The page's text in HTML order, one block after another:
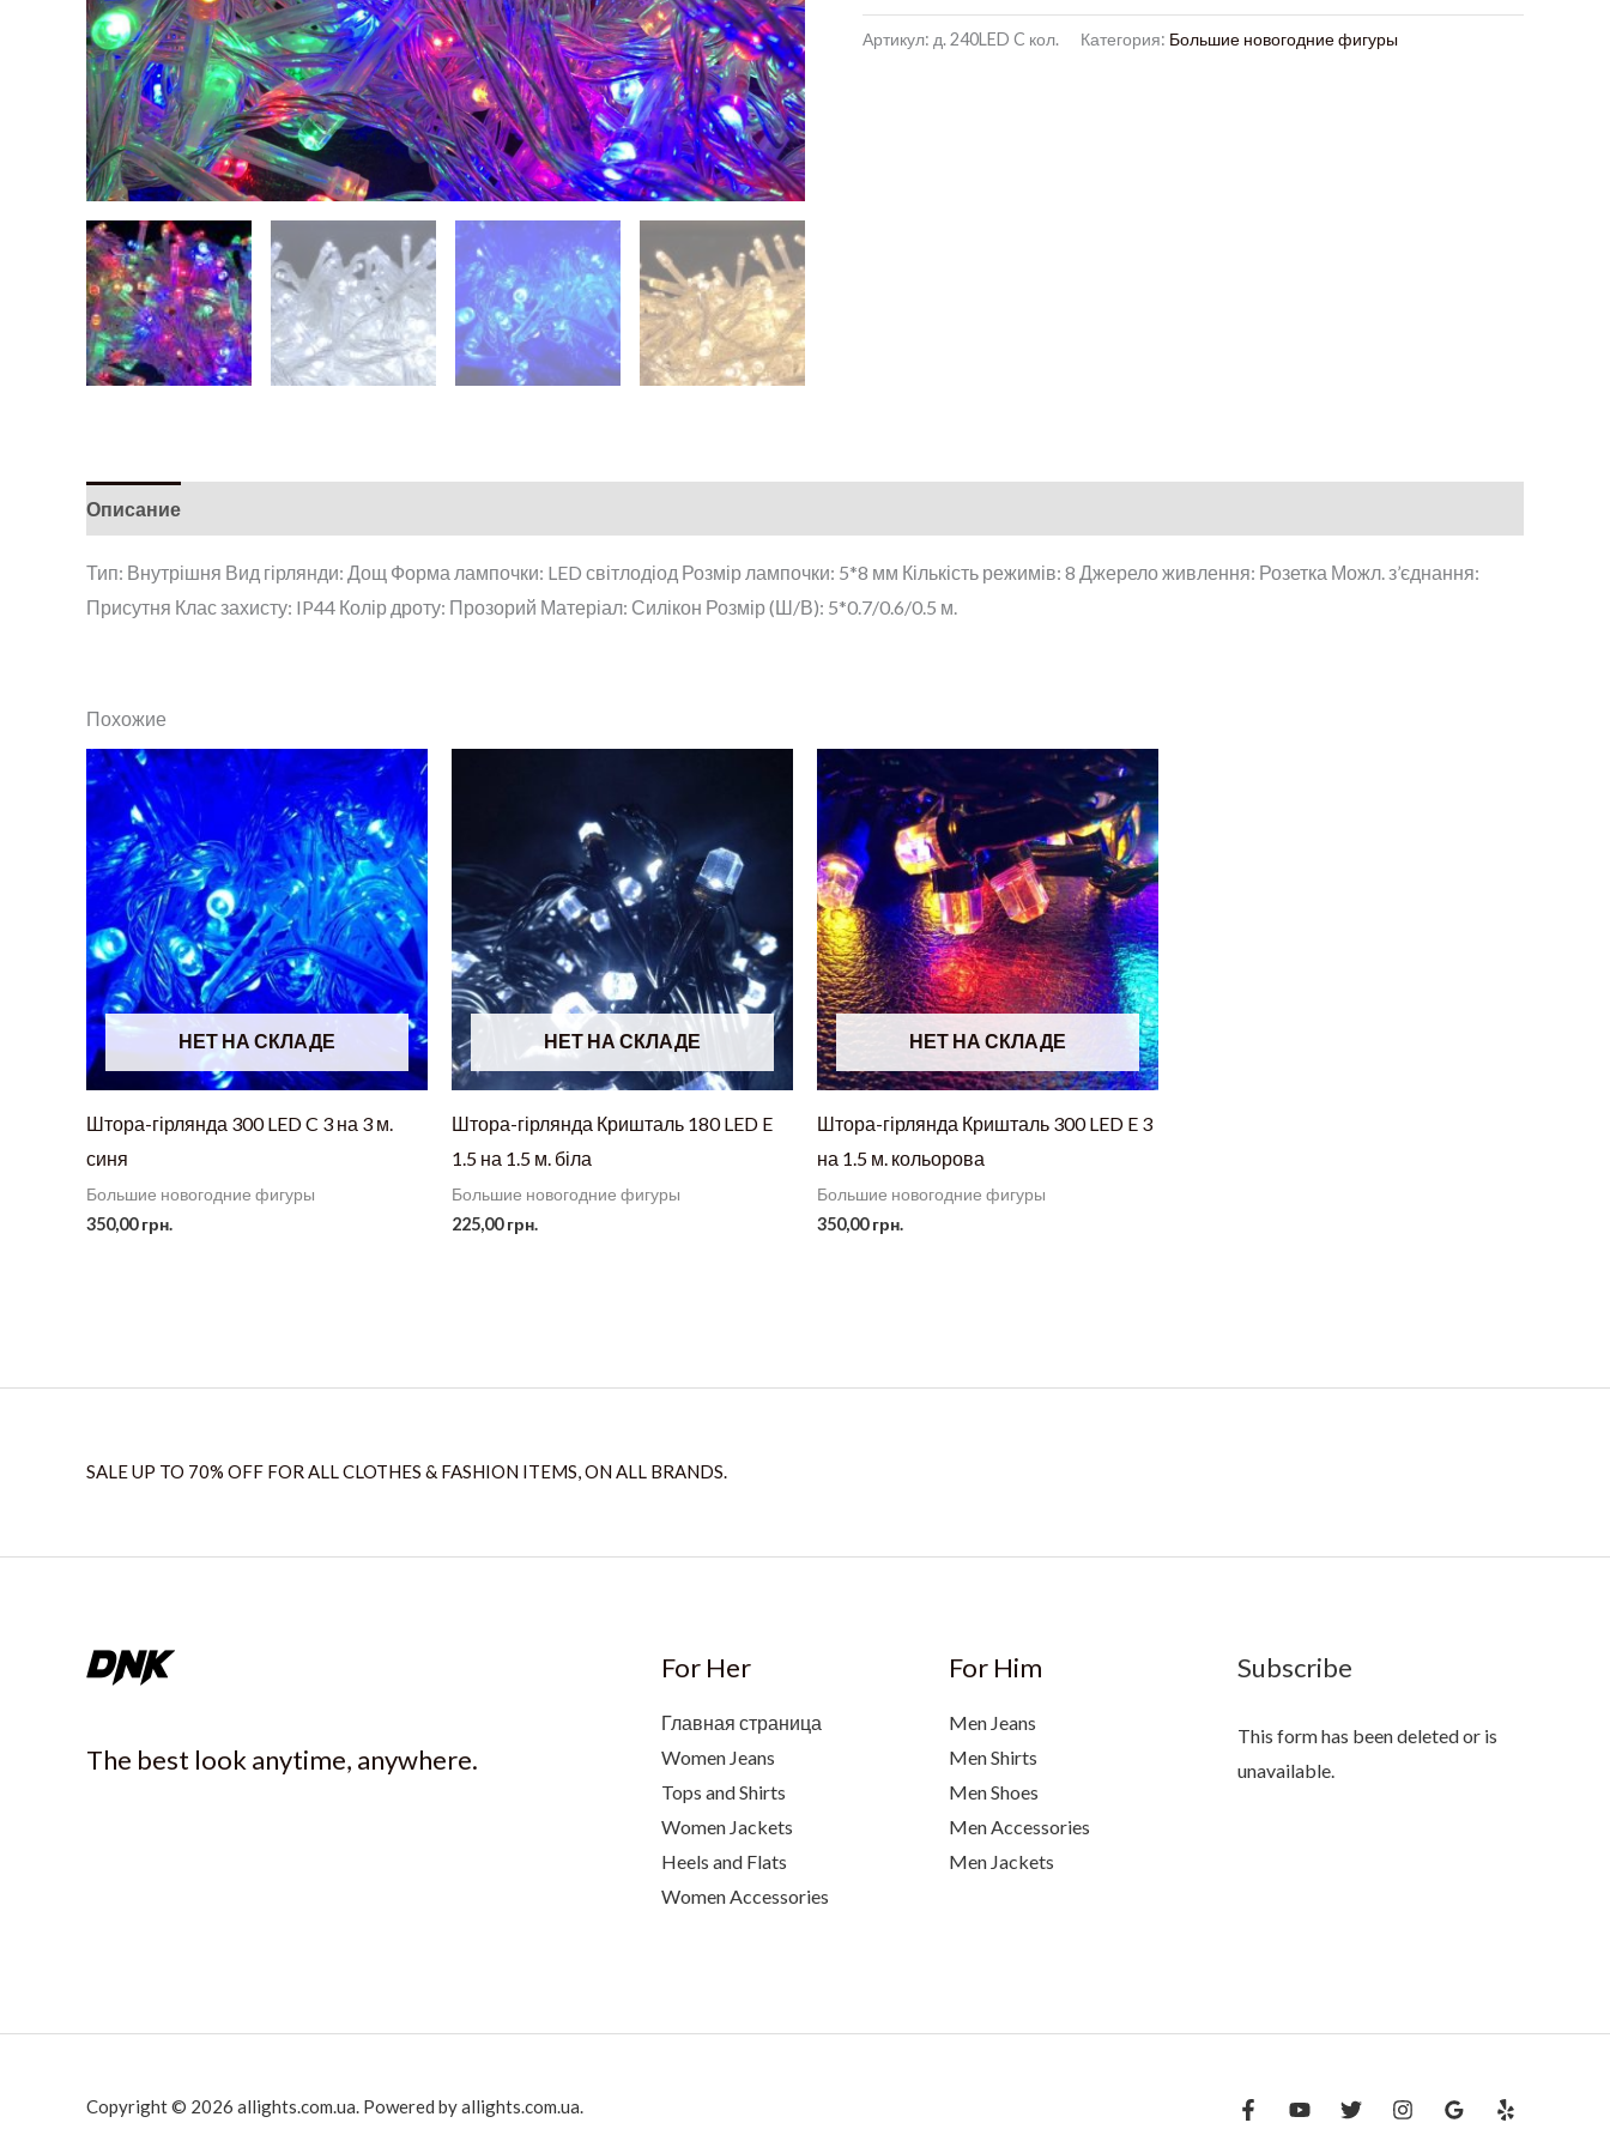
Артикул: д. 240LED C кол. Категория: Большие новогодние фигуры
Описание
Тип: Внутрішня Вид гірлянди: Дощ Форма лампочки: LED світлодіод Розмір лампочки: 5*8 мм Кількість режимів: 8 Джерело живлення: Розетка Можл. з’єднання:
Присутня Клас захисту: IP44 Колір дроту: Прозорий Матеріал: Силікон Розмір (Ш/В): 5*0.7/0.6/0.5 м.
Похожие
НЕТ НА СКЛАДЕ
Штора-гірлянда 300 LED C 3 на 3 м.
синя
Большие новогодние фигуры
350,00грн.
НЕТ НА СКЛАДЕ
Штора-гірлянда Кришталь 180 LED E
1.5 на 1.5 м. біла
Большие новогодние фигуры
225,00грн.
НЕТ НА СКЛАДЕ
Штора-гірлянда Кришталь 300 LED E 3
на 1.5 м. кольорова
Большие новогодние фигуры
350,00грн.
SALE UP TO 70% OFF FOR ALL CLOTHES & FASHION ITEMS, ON ALL BRANDS.
The best look anytime, anywhere.
For Her
Главная страница
Women Jeans
Tops and Shirts
Women Jackets
Heels and Flats
Women Accessories
For Him
Men Jeans
Men Shirts
Men Shoes
Men Accessories
Men Jackets
Subscribe
This form has been deleted or is
unavailable.
Copyright © 2026 allights.com.ua. Powered by allights.com.ua.